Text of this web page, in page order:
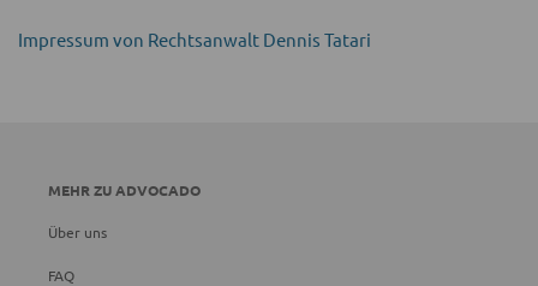
Impressum von Rechtsanwalt Dennis Tatari
MEHR ZU ADVOCADO
Über uns
FAQ